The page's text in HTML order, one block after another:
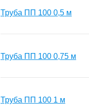
Труба ПП 100 0,5 м
Труба ПП 100 0,75 м
Труба ПП 100 1 м